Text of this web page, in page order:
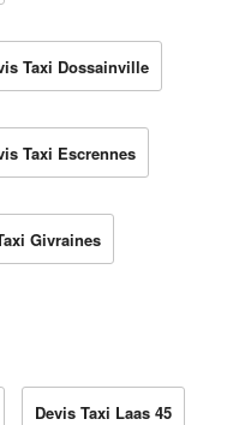
Taxi Dossainville
Taxi Escrennes
Givraines
Devis Taxi Laas 45